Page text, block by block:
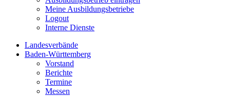
Meine Ausbildungsbetriebe
Logout
Interne Dienste
Landesverbände
Baden-Württemberg
Vorstand
Berichte
Termine
Messen